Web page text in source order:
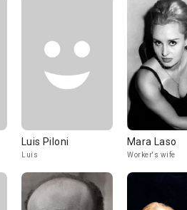
Luis Piloni
Luis
Mara Laso
Worker's wife